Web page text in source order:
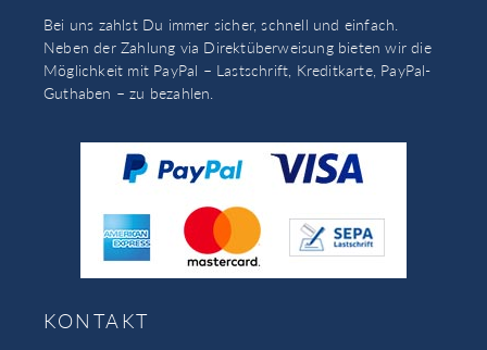
Bei uns zahlst Du immer sicher, schnell und einfach.
Neben der Zahlung via Direktüberweisung bieten wir die
Möglichkeit mit PayPal – Lastschrift, Kreditkarte, PayPal-
Guthaben – zu bezahlen.
KONTAKT